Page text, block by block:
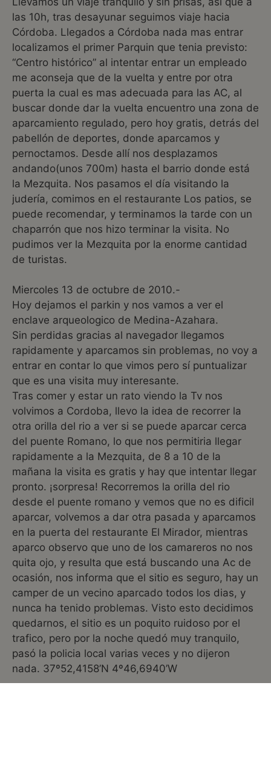
las 10h, tras desayunar seguimos viaje hacia
Córdoba. Llegados a Córdoba nada mas entrar
localizamos el primer Parquin que tenia previsto:
“Centro histórico” al intentar entrar un empleado
me aconseja que de la vuelta y entre por otra
puerta la cual es mas adecuada para las AC, al
buscar donde dar la vuelta encuentro una zona de
aparcamiento regulado, pero hoy gratis, detrás del
pabellón de deportes, donde aparcamos y
pernoctamos. Desde allí nos desplazamos
andando(unos 700m) hasta el barrio donde está
la Mezquita. Nos pasamos el día visitando la
judería, comimos en el restaurante Los patios, se
puede recomendar, y terminamos la tarde con un
chaparrón que nos hizo terminar la visita. No
pudimos ver la Mezquita por la enorme cantidad
de turistas.
Miercoles 13 de octubre de 2010.-
Hoy dejamos el parkin y nos vamos a ver el
enclave arqueologico de Medina-Azahara.
Sin perdidas gracias al navegador llegamos
rapidamente y aparcamos sin problemas, no voy a
entrar en contar lo que vimos pero sí puntualizar
que es una visita muy interesante.
Tras comer y estar un rato viendo la Tv nos
volvimos a Cordoba, llevo la idea de recorrer la
otra orilla del rio a ver si se puede aparcar cerca
del puente Romano, lo que nos permitiria llegar
rapidamente a la Mezquita, de 8 a 10 de la
mañana la visita es gratis y hay que intentar llegar
pronto. ¡sorpresa! Recorremos la orilla del rio
desde el puente romano y vemos que no es dificil
aparcar, volvemos a dar otra pasada y aparcamos
en la puerta del restaurante El Mirador, mientras
aparco observo que uno de los camareros no nos
quita ojo, y resulta que está buscando una Ac de
ocasión, nos informa que el sitio es seguro, hay un
camper de un vecino aparcado todos los dias, y
nunca ha tenido problemas. Visto esto decidimos
quedarnos, el sitio es un poquito ruidoso por el
trafico, pero por la noche quedó muy tranquilo,
pasó la policia local varias veces y no dijeron
nada. 37º52,4158’N 4º46,6940’W